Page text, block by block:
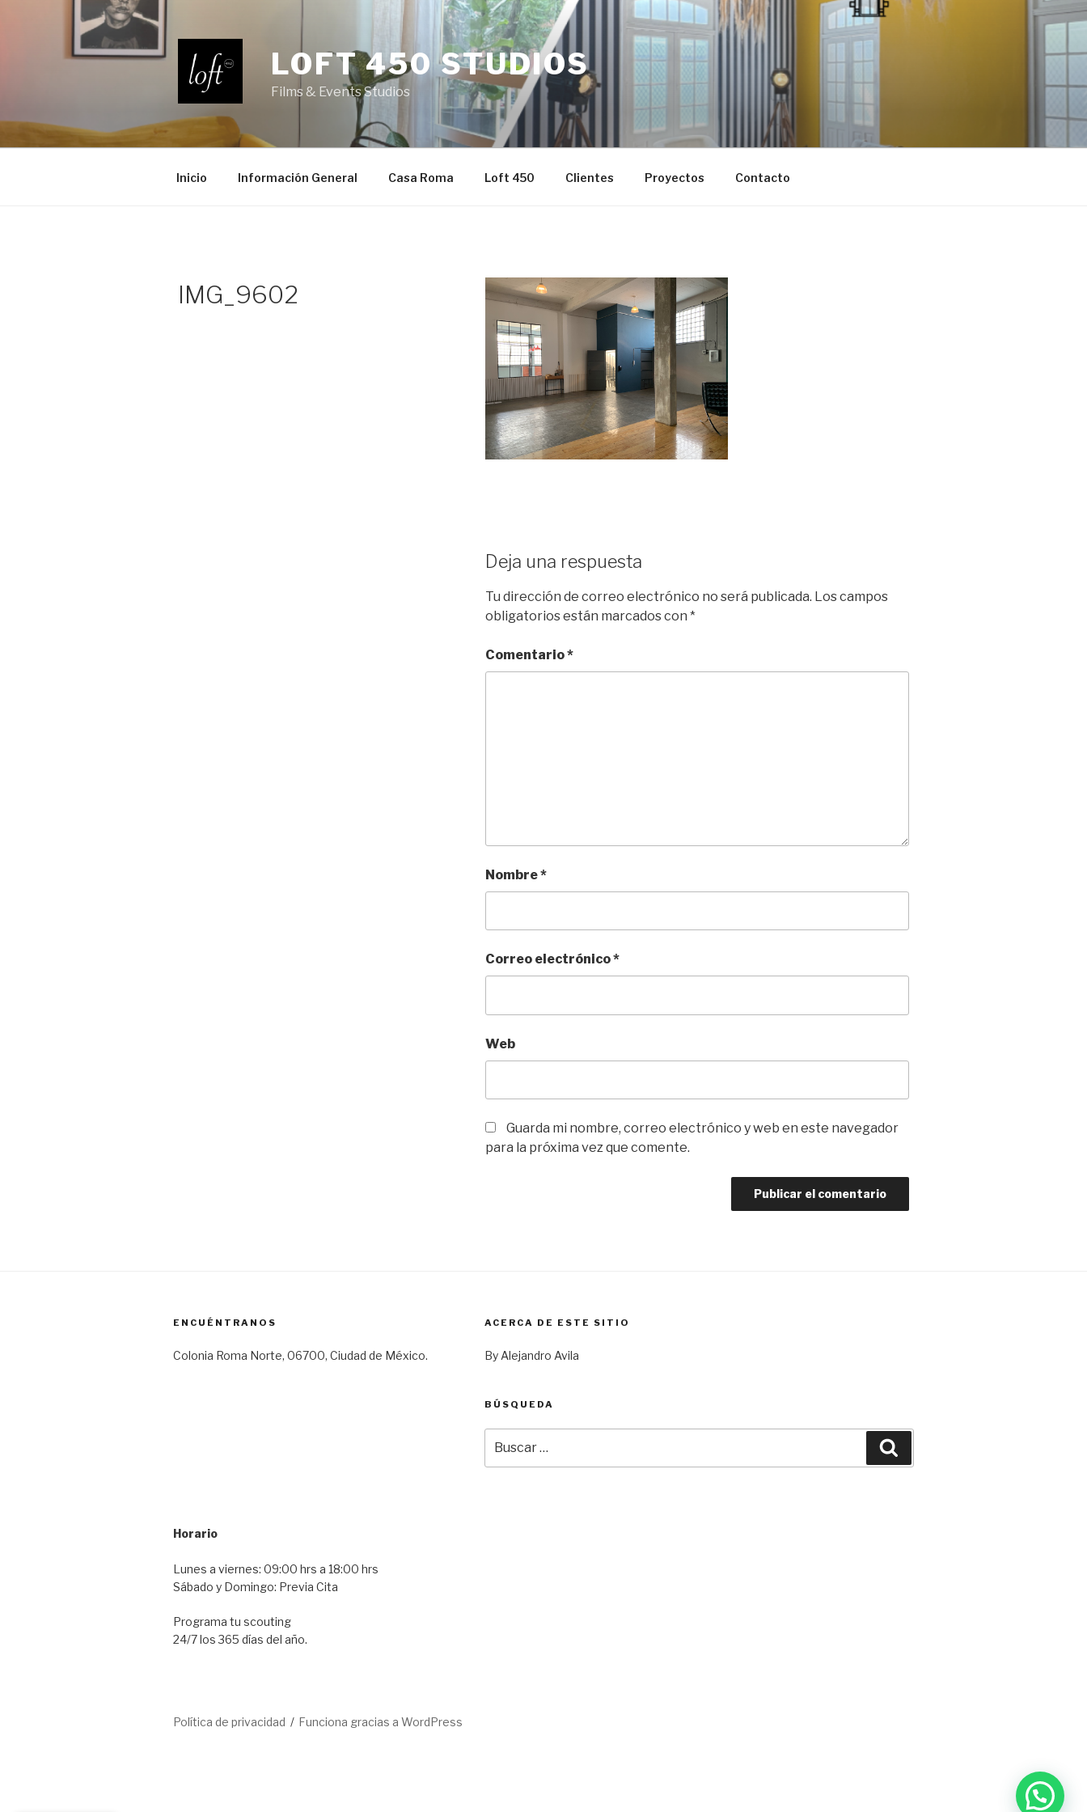
LOFT 450 STUDIOS
Films & Events Studios
Inicio Información General Casa Roma Loft 450 Clientes Proyectos Contacto
IMG_9602
Deja una respuesta
Tu dirección de correo electrónico no será publicada. Los campos
obligatorios están marcados con *
Comentario*
Nombre*
Correo electrónico*
Web
Guarda mi nombre, correo electrónico y web en este navegador
para la próxima vez que comente.
ENCUÉNTRANOS
Colonia Roma Norte, 06700, Ciudad de México.
Horario
Lunes a viernes: 09:00 hrs a 18:00 hrs
Sábado y Domingo: Previa Cita
Programa tu scouting
24/7 los 365 días del año.
ACERCA DE ESTE SITIO
By Alejandro Avila
BÚSQUEDA
por:
Política de privacidad Funciona gracias a WordPress